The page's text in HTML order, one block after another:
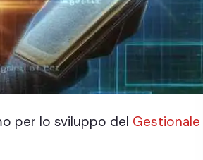
per lo sviluppo del Gestionale